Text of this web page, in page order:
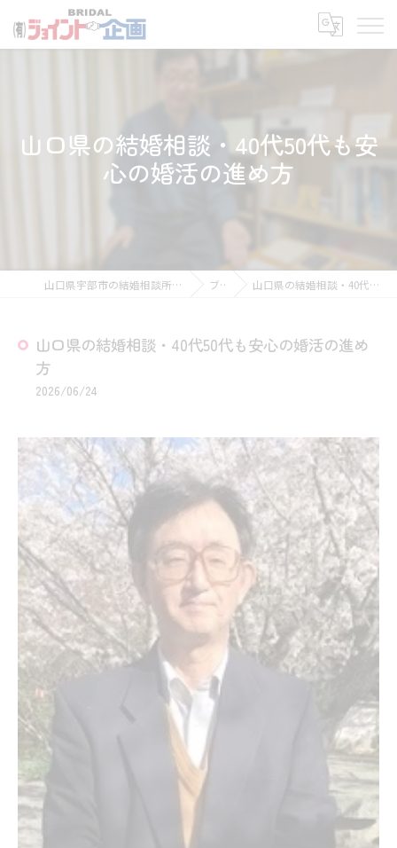
山口県の結婚相談・40代50代も安
心の婚活の進め方
山口県宇部市の結婚相談所なら有限会社ジョイント企画 ブログ 山口県の結婚相談・40代50代も安心の婚活の進め方
山口県の結婚相談・40代50代も安心の婚活の進め
方
2026/06/24